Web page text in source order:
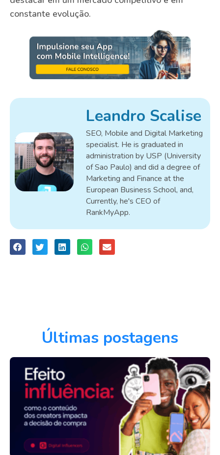
constante evolução.
Leandro Scalise
SEO, Mobile and Digital Marketing
specialist. He is graduated in
administration by USP (University
of Sao Paulo) and did a degree of
Marketing and Finance at the
European Business School, and,
Currently, he's CEO of
RankMyApp.
Últimas postagens